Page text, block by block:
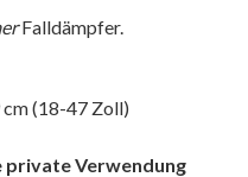
Falldämpfer.
cm (18-47 Zoll)
private Verwendung